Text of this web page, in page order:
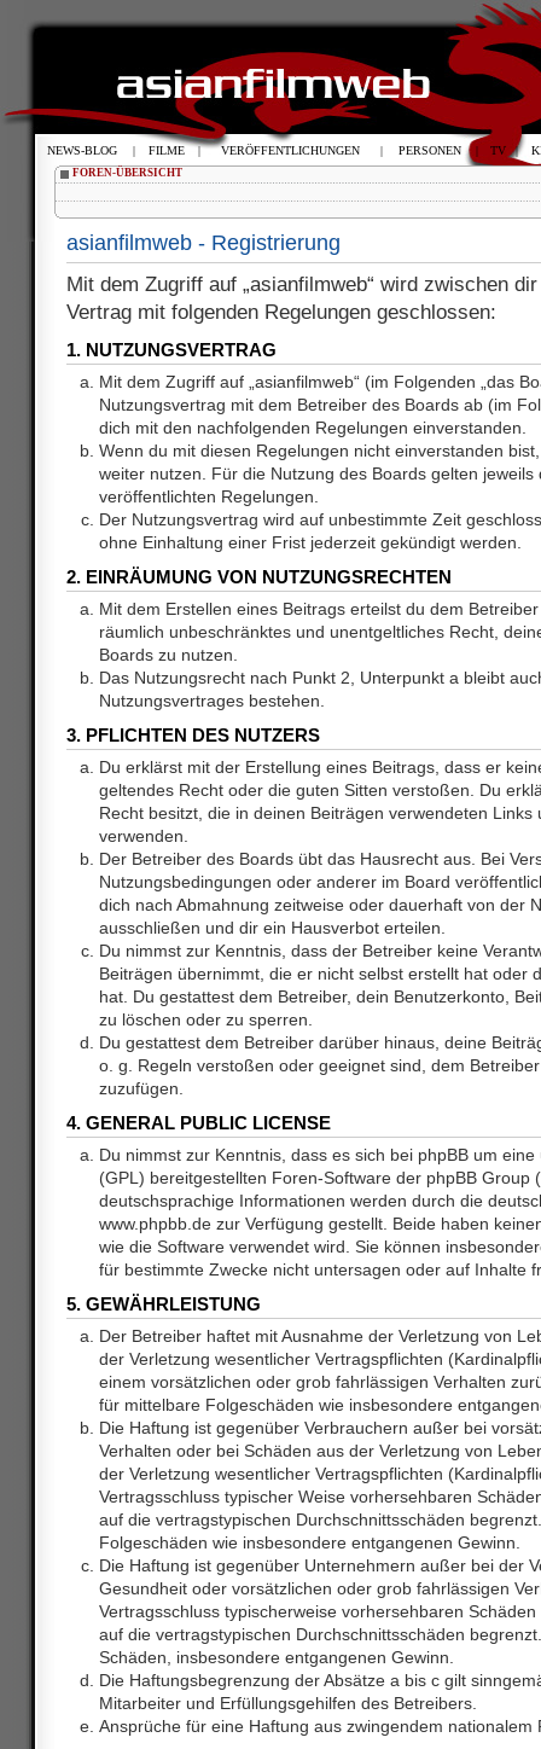
FOREN-ÜBERSICHT
asianfilmweb - Registrierung
Mit dem Zugriff auf „asianfilmweb“ wird zwischen
Vertrag mit folgenden Regelungen geschlossen:
1. NUTZUNGSVERTRAG
Mit dem Zugriff auf „asianfilmweb“ (im Folgenden „das
Nutzungsvertrag mit dem Betreiber des Boards ab (im
dich mit den nachfolgenden Regelungen einverstanden.
Wenn du mit diesen Regelungen nicht einverstanden
weiter nutzen. Für die Nutzung des Boards gelten jeweils
veröffentlichten Regelungen.
Der Nutzungsvertrag wird auf unbestimmte Zeit
ohne Einhaltung einer Frist jederzeit gekündigt werden.
2. EINRÄUMUNG VON NUTZUNGSRECHTEN
Mit dem Erstellen eines Beitrags erteilst du dem
räumlich unbeschränktes und unentgeltliches Recht,
Boards zu nutzen.
Das Nutzungsrecht nach Punkt 2, Unterpunkt a bleibt
Nutzungsvertrages bestehen.
3. PFLICHTEN DES NUTZERS
Du erklärst mit der Erstellung eines Beitrags, dass er
geltendes Recht oder die guten Sitten verstoßen. Du
Recht besitzt, die in deinen Beiträgen verwendeten Links
verwenden.
Der Betreiber des Boards übt das Hausrecht aus. Bei
Nutzungsbedingungen oder anderer im Board
dich nach Abmahnung zeitweise oder dauerhaft von der
ausschließen und dir ein Hausverbot erteilen.
Du nimmst zur Kenntnis, dass der Betreiber keine
Beiträgen übernimmt, die er nicht selbst erstellt hat oder
hat. Du gestattest dem Betreiber, dein Benutzerkonto,
zu löschen oder zu sperren.
Du gestattest dem Betreiber darüber hinaus, deine
o. g. Regeln verstoßen oder geeignet sind, dem
zuzufügen.
4. GENERAL PUBLIC LICENSE
Du nimmst zur Kenntnis, dass es sich bei phpBB um
(GPL) bereitgestellten Foren-Software der phpBB Group
deutschsprachige Informationen werden durch die
www.phpbb.de zur Verfügung gestellt. Beide haben
wie die Software verwendet wird. Sie können
für bestimmte Zwecke nicht untersagen oder auf Inhalte
5. GEWÄHRLEISTUNG
Der Betreiber haftet mit Ausnahme der Verletzung von
der Verletzung wesentlicher Vertragspflichten
einem vorsätzlichen oder grob fahrlässigen Verhalten
für mittelbare Folgeschäden wie insbesondere
Die Haftung ist gegenüber Verbrauchern außer bei
Verhalten oder bei Schäden aus der Verletzung von
der Verletzung wesentlicher Vertragspflichten
Vertragsschluss typischer Weise vorhersehbaren
auf die vertragstypischen Durchschnittsschäden
Folgeschäden wie insbesondere entgangenen Gewinn.
Die Haftung ist gegenüber Unternehmern außer bei der
Gesundheit oder vorsätzlichen oder grob fahrlässigen
Vertragsschluss typischerweise vorhersehbaren
auf die vertragstypischen Durchschnittsschäden
Schäden, insbesondere entgangenen Gewinn.
Die Haftungsbegrenzung der Absätze a bis c gilt
Mitarbeiter und Erfüllungsgehilfen des Betreibers.
Ansprüche für eine Haftung aus zwingendem nationalem
NEWS-BLOG | FILME | VERÖFFENTLICHUNGEN | PERSONEN | TV |